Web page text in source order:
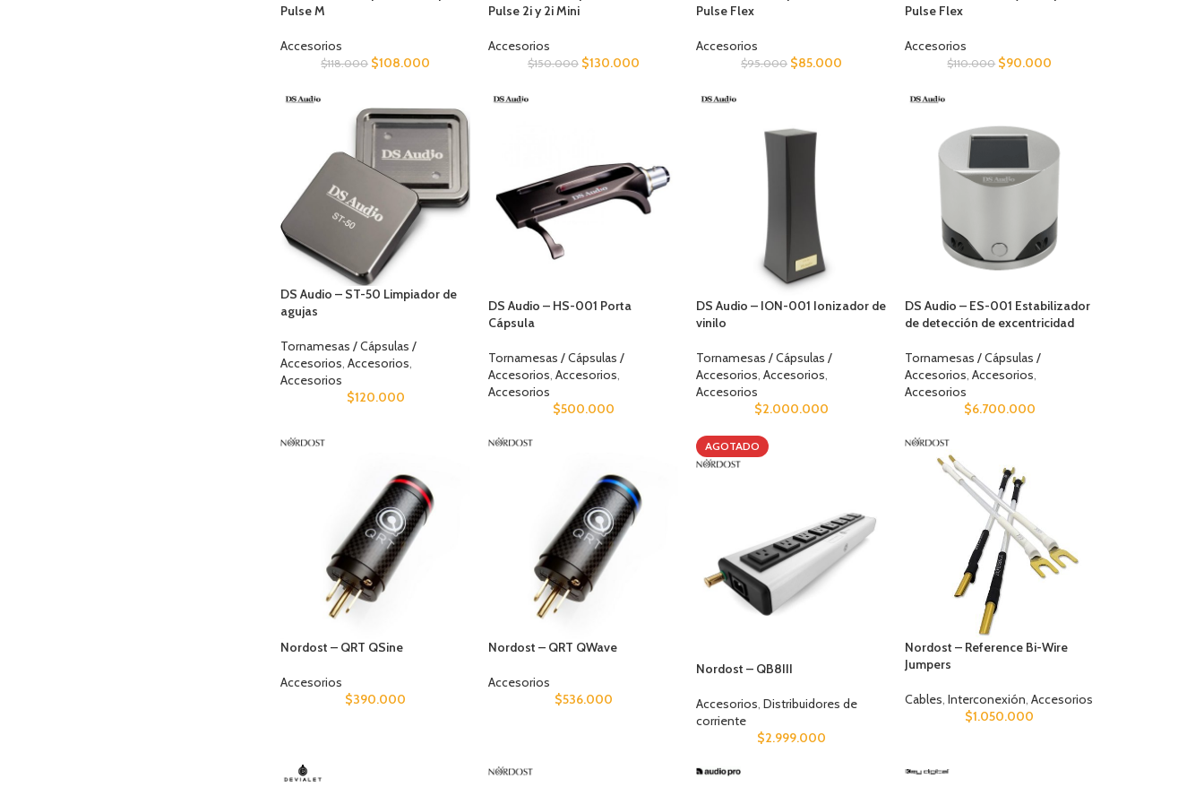
Pulse M
Accesorios
$118.000 $108.000
Pulse 2i y 2i Mini
Accesorios
$150.000 $130.000
Pulse Flex
Accesorios
$95.000 $85.000
Pulse Flex
Accesorios
$110.000 $90.000
DS Audio – ST-50 Limpiador de
agujas
Tornamesas / Cápsulas /
Accesorios, Accesorios,
Accesorios
$120.000
DS Audio – HS-001 Porta
Cápsula
Tornamesas / Cápsulas /
Accesorios, Accesorios,
Accesorios
$500.000
DS Audio – ION-001 Ionizador de
vinilo
Tornamesas / Cápsulas /
Accesorios, Accesorios,
Accesorios
$2.000.000
DS Audio – ES-001 Estabilizador
de detección de excentricidad
Tornamesas / Cápsulas /
Accesorios, Accesorios,
Accesorios
$6.700.000
Nordost – QRT QSine
Accesorios
$390.000
Nordost – QRT QWave
Accesorios
$536.000
AGOTADO
Nordost – QB8III
Accesorios, Distribuidores de
corriente
$2.999.000
Nordost – Reference Bi-Wire
Jumpers
Cables, Interconexión, Accesorios
$1.050.000